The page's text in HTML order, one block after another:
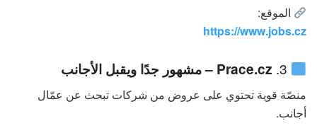
الموقع:
https://www.jobs.cz
Prace.cz – مشهور جدًا ويقبل الأجانب
منصّة قوية تحتوي على عروض من شركات تبحث عن عمّال
أجانب.